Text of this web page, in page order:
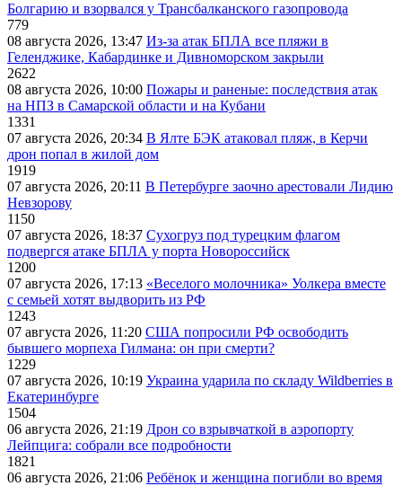
Болгарию и взорвался у Трансбалканского газопровода
779
08 августа 2026, 13:47 Из-за атак БПЛА все пляжи в
Геленджике, Кабардинке и Дивноморском закрыли
2622
08 августа 2026, 10:00 Пожары и раненые: последствия атак
на НПЗ в Самарской области и на Кубани
1331
07 августа 2026, 20:34 В Ялте БЭК атаковал пляж, в Керчи
дрон попал в жилой дом
1919
07 августа 2026, 20:11 В Петербурге заочно арестовали Лидию
Невзорову
1150
07 августа 2026, 18:37 Сухогруз под турецким флагом
подвергся атаке БПЛА у порта Новороссийск
1200
07 августа 2026, 17:13 «Веселого молочника» Уолкера вместе
с семьей хотят выдворить из РФ
1243
07 августа 2026, 11:20 США попросили РФ освободить
бывшего морпеха Гилмана: он при смерти?
1229
07 августа 2026, 10:19 Украина ударила по складу Wildberries в
Екатеринбурге
1504
06 августа 2026, 21:19 Дрон со взрывчаткой в аэропорту
Лейпцига: собрали все подробности
1821
06 августа 2026, 21:06 Ребёнок и женщина погибли во время